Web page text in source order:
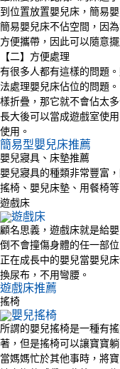
到位置放置嬰兒床，簡易
簡易嬰兒床不佔空間，因
方便攜帶，因此可以隨意
【二】方便處理
有很多人都有這樣的問題
法處理嬰兒床佔位的問題
樣折疊，那它就不會佔太
長大後可以當成遊戲室使
使用。
簡易型嬰兒床推薦
嬰兒寢具、床墊推薦
嬰兒寢具的種類非常豐富
搖椅、嬰兒床墊、用餐椅
遊戲床
顧名思義，遊戲床就是給
倒不會撞傷身體的任一部
正在成長中的嬰兒當嬰兒
換尿布，不用彎腰。
遊戲床推薦
搖椅
所謂的嬰兒搖椅是一種有
著，但是搖椅可以讓寶寶躺
當媽媽忙於其他事時，將